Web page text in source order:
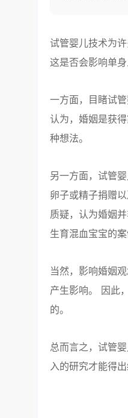
试管婴儿技术为
这是否会影响单
一方面，目睹试
认为，婚姻是获
种想法。
另一方面，试管
卵子或精子捐赠
质疑，认为婚姻
生育混血宝宝的
当然，影响婚姻
产生影响。 因此
的。
总而言之，试管
入的研究才能得